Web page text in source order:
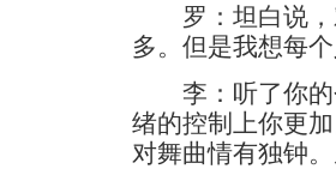
罗：坦白说，
多。但是我想每
李：听了你的
绪的控制上你更
对舞曲情有独钟